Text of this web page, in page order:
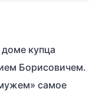
купца
Борисовичем.
самое